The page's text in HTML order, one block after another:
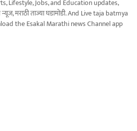
Lifestyle, Jobs, and Education updates,
न्यूज, मराठी ताज्या घडामोडी. And Live taja batmya
the Esakal Marathi news Channel app